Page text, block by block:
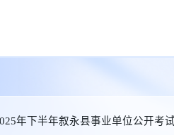
年下半年叙永县事业单位公开考